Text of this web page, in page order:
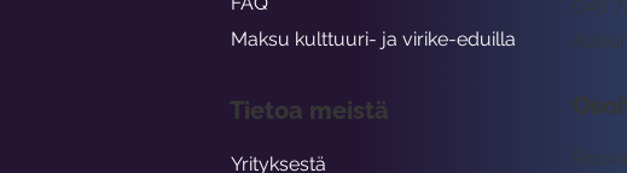
045
Maksu kulttuuri- ja virike-eduilla
Tietoa meistä
Yrityksestä